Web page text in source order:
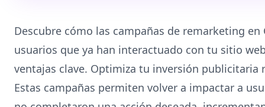
Descubre cómo las campañas de remarketing
usuarios que ya han interactuado con tu sitio
ventajas clave. Optimiza tu inversión publicitaria
Estas campañas permiten volver a impactar a